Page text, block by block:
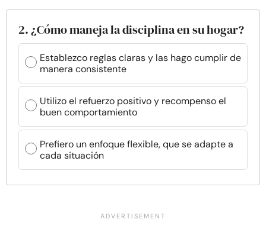
2. ¿Cómo maneja la disciplina en su hogar?
Establezco reglas claras y las hago cumplir de
manera consistente
Utilizo el refuerzo positivo y recompenso el
buen comportamiento
Prefiero un enfoque flexible, que se adapte a
cada situación